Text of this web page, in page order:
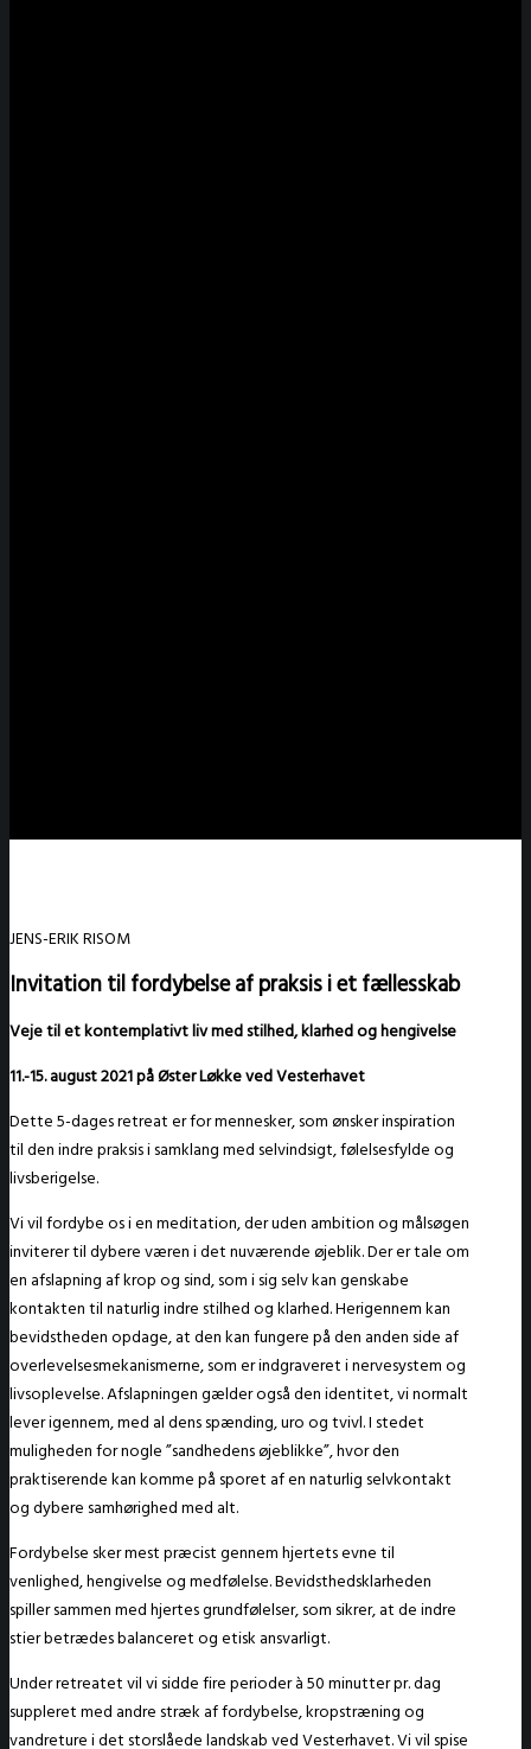
JENS-ERIK RISOM
Invitation til fordybelse af praksis i et fællesskab
Veje til et kontemplativt liv med stilhed, klarhed og hengivelse
11.-15. august 2021 på Øster Løkke ved Vesterhavet
Dette 5-dages retreat er for mennesker, som ønsker inspiration
til den indre praksis i samklang med selvindsigt, følelsesfylde og
livsberigelse.
Vi vil fordybe os i en meditation, der uden ambition og målsøgen
inviterer til dybere væren i det nuværende øjeblik. Der er tale om
en afslapning af krop og sind, som i sig selv kan genskabe
kontakten til naturlig indre stilhed og klarhed. Herigennem kan
bevidstheden opdage, at den kan fungere på den anden side af
overlevelsesmekanismerne, som er indgraveret i nervesystem og
livsoplevelse. Afslapningen gælder også den identitet, vi normalt
lever igennem, med al dens spænding, uro og tvivl. I stedet
muligheden for nogle ”sandhedens øjeblikke”, hvor den
praktiserende kan komme på sporet af en naturlig selvkontakt
og dybere samhørighed med alt.
Fordybelse sker mest præcist gennem hjertets evne til
venlighed, hengivelse og medfølelse. Bevidsthedsklarheden
spiller sammen med hjertes grundfølelser, som sikrer, at de indre
stier betrædes balanceret og etisk ansvarligt.
Under retreatet vil vi sidde fire perioder à 50 minutter pr. dag
suppleret med andre stræk af fordybelse, kropstræning og
vandreture i det storslåede landskab ved Vesterhavet. Vi vil spise